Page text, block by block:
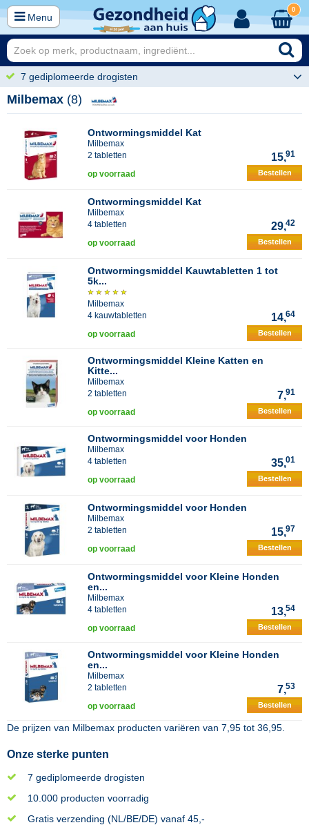
Menu
0
7 gediplomeerde drogisten
Milbemax (8)
Ontwormingsmiddel Kat
Milbemax
2 tabletten
15,91
op voorraad Bestellen
Ontwormingsmiddel Kat
Milbemax
4 tabletten
29,42
op voorraad Bestellen
Ontwormingsmiddel Kauwtabletten 1 tot
5k...
Milbemax
4 kauwtabletten
14,64
op voorraad Bestellen
Ontwormingsmiddel Kleine Katten en
Kitte...
Milbemax
2 tabletten
7,91
op voorraad Bestellen
Ontwormingsmiddel voor Honden
Milbemax
4 tabletten
35,01
op voorraad Bestellen
Ontwormingsmiddel voor Honden
Milbemax
2 tabletten
15,97
op voorraad Bestellen
Ontwormingsmiddel voor Kleine Honden
en...
Milbemax
4 tabletten
13,54
op voorraad Bestellen
Ontwormingsmiddel voor Kleine Honden
en...
Milbemax
2 tabletten
7,53
op voorraad Bestellen
De prijzen van Milbemax producten variëren van 7,95 tot 36,95
Onze sterke punten
7 gediplomeerde drogisten
10.000 producten voorradig
Gratis verzending (NL/BE/DE) vanaf 45,-